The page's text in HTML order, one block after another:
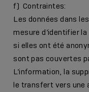
f) Contraintes:
Les données dans
mesure d’identifier
si elles ont été
sont pas couvertes
L’information, la
le transfert vers une